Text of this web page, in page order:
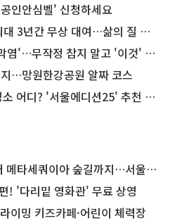
인안심벨' 신청하세요
년간 무상 대여…삶의 질 높인다
무작정 참지 말고 '이것' 해보세요!
…망원한강공원 알짜 코스
디? '서울에디션25' 추천 코스
쿼이아 숲길까지…서울둘레길 15코스
! '다리밑 영화관' 무료 상영
이밍 키즈카페·어린이 체력장